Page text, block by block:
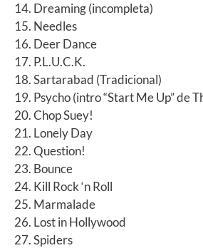
14. Dreaming (incompleta)
15. Needles
16. Deer Dance
17. P.L.U.C.K.
18. Sartarabad (Tradicional)
19. Psycho (intro “Start Me Up” de
20. Chop Suey!
21. Lonely Day
22. Question!
23. Bounce
24. Kill Rock ‘n Roll
25. Marmalade
26. Lost in Hollywood
27. Spiders